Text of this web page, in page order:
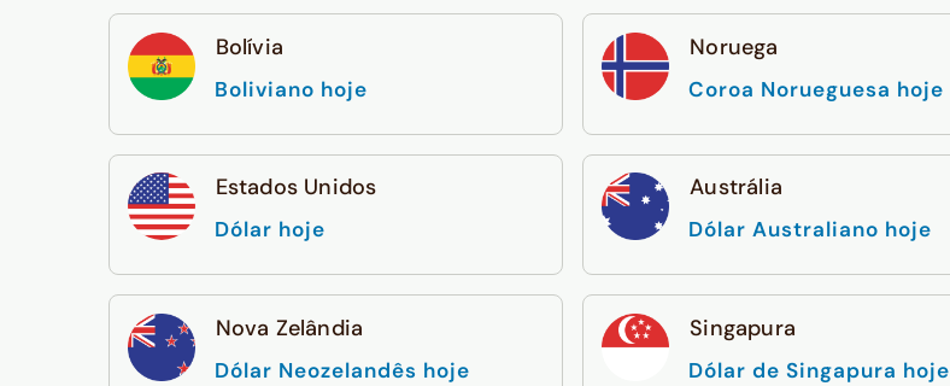
Bolívia
Boliviano hoje
Noruega
Coroa Norueguesa hoje
Estados Unidos
Dólar hoje
Austrália
Dólar Australiano hoje
Nova Zelândia
Dólar Neozelandês hoje
Singapura
Dólar de Singapura hoje